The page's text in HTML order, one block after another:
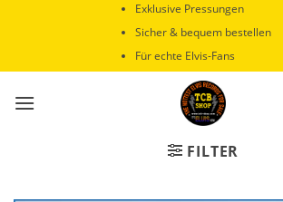
Exklusive Pressungen
Sicher & bequem bestellen
Für echte Elvis-Fans
FILTER